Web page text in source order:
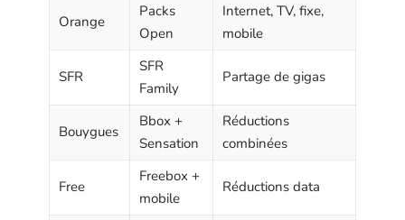
Orange
Packs
Open
Internet, TV, fixe,
mobile
SFR
SFR
Family
Partage de gigas
Bouygues
Bbox +
Sensation
Réductions
combinées
Free
Freebox +
mobile
Réductions data